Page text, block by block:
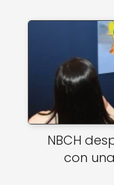
NBCH
con